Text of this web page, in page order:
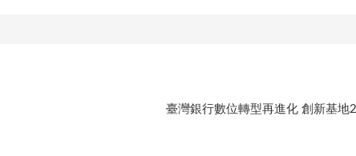
臺灣銀行數位轉型再進化 創新基地